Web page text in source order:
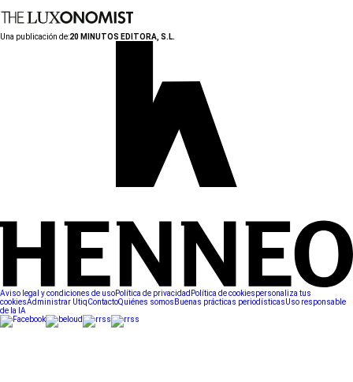
Una publicación de:20 MINUTOS EDITORA, S.L.
Aviso legal y condiciones de usoPolítica de privacidad Política de cookiespersonaliza tus
cookiesAdministrar UtiqContactoQuiénes somos Buenas prácticas periodísticasUso responsable
de la IA